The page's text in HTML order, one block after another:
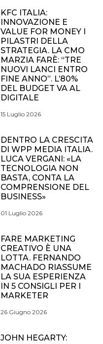
KFC ITALIA:
INNOVAZIONE E
VALUE FOR MONEY I
PILASTRI DELLA
STRATEGIA. LA CMO
MARZIA FARÈ: “TRE
NUOVI LANCI ENTRO
FINE ANNO”. L’80%
DEL BUDGET VA AL
DIGITALE
15 Luglio 2026
DENTRO LA CRESCITA
DI WPP MEDIA ITALIA.
LUCA VERGANI: «LA
TECNOLOGIA NON
BASTA, CONTA LA
COMPRENSIONE DEL
BUSINESS»
01 Luglio 2026
FARE MARKETING
CREATIVO È UNA
LOTTA. FERNANDO
MACHADO RIASSUME
LA SUA ESPERIENZA
IN 5 CONSIGLI PER I
MARKETER
26 Giugno 2026
JOHN HEGARTY: